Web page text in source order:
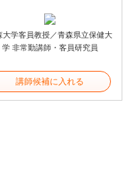
大学客員教授／青森県立保健大
学 非常勤講師・客員研究員
講師候補に入れる